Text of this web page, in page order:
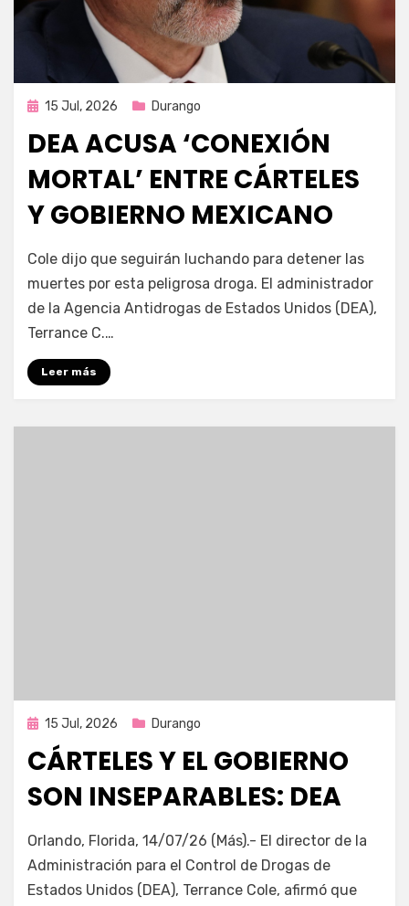
Publicada
15 Jul, 2026 Durango
DEA ACUSA ‘CONEXIÓN
MORTAL’ ENTRE CÁRTELES
Y GOBIERNO MEXICANO
por Fernando Miranda Servín
Cole dijo que seguirán luchando para detener las
muertes por esta peligrosa droga. El administrador
de la Agencia Antidrogas de Estados Unidos (DEA),
Terrance C.…
Leer más
Publicada
15 Jul, 2026 Durango
CÁRTELES Y EL GOBIERNO
SON INSEPARABLES: DEA
por Fernando Miranda Servín
Orlando, Florida, 14/07/26 (Más).- El director de la
Administración para el Control de Drogas de
Estados Unidos (DEA), Terrance Cole, afirmó que